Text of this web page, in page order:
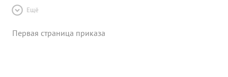
Ещё
Первая страница приказа